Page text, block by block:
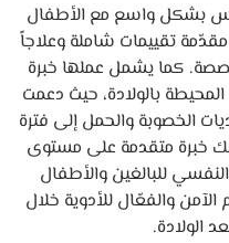
بشكل واسع مع الأطفال
مقدّمة تقييمات شاملة وعلاجاً
كما يشمل عملها خبرة
بالولادة، حيث دعمت
الخصوبة والحمل إلى فترة
خبرة متقدمة على مستوى
للبالغين والأطفال
والفعّال للأدوية خلال
الولادة.